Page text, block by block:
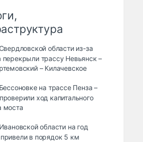
области из-за
перекрыли трассу Невьянск –
– Килачевское
на трассе Пенза –
ход капитального
моста
области на год
в порядок 5 км